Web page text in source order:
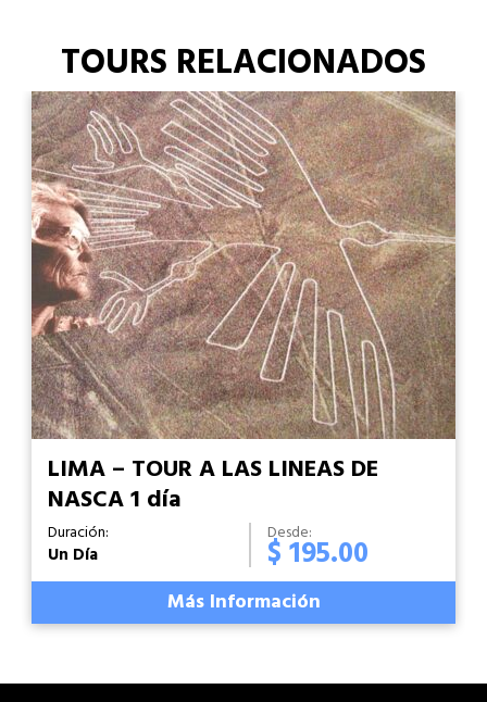
TOURS RELACIONADOS
LIMA – TOUR A LAS LINEAS DE
NASCA 1 día
Duración:
Un Día
Desde:
$ 195.00
Más Información